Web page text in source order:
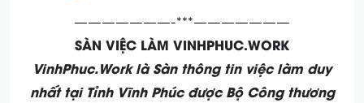
———————-***———————
SÀN VIỆC LÀM VINHPHUC.WORK
VinhPhuc.Work là Sàn thông tin việc làm duy
nhất tại Tỉnh Vĩnh Phúc được Bộ Công thương